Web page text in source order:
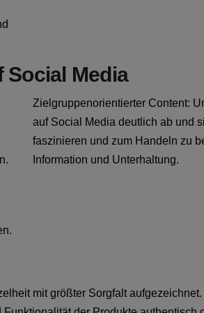
Media
Zielgruppenorientierter Content:
auf Social Media deutlich ab und
faszinieren und zum Handeln zu
Information und Unterhaltung.
mit größter Sorgfalt